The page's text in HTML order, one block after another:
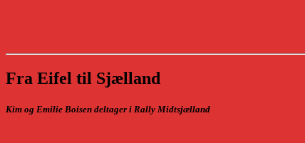
Fra Eifel til Sjælland
Kim og Emilie Boisen deltager i Rally Midtsjælland